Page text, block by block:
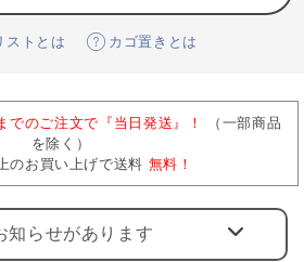
ストとは カゴ置きとは
でのご注文で『当日発送』！
（一部商品
を除く）
のお買い上げで送料 無料！
知らせがあります